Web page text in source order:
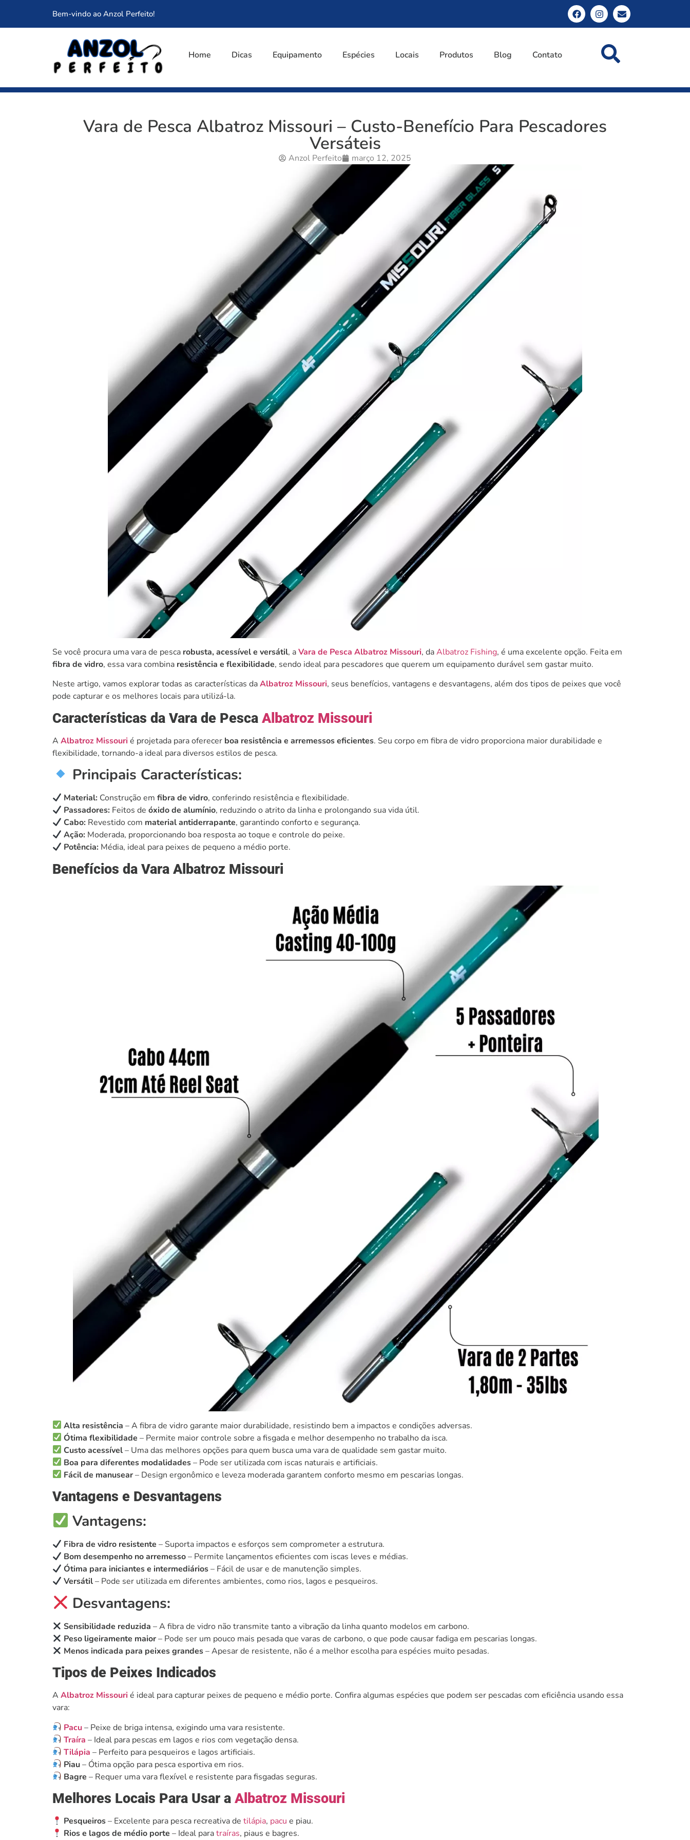
Bem-vindo ao Anzol Perfeito!
Home Dicas Equipamento Espécies Locais Produtos Blog Contato
Vara de Pesca Albatroz Missouri – Custo-Benefício Para Pescadores
Versáteis
Anzol Perfeito março 12, 2025
Se você procura uma vara de pesca robusta, acessível e versátil, aVara de Pesca Albatroz Missouri, daAlbatroz Fishing, é uma excelente opção. Feita em
fibra de vidro, essa vara combina resistência e flexibilidade, sendo ideal para pescadores que querem um equipamento durável sem gastar muito.
Neste artigo, vamos explorar todas as características daAlbatroz Missouri, seus benefícios, vantagens e desvantagens, além dos tipos de peixes que você
pode capturar e os melhores locais para utilizá-la.
Características da Vara de Pesca Albatroz Missouri
A Albatroz Missourié projetada para oferecer boa resistência e arremessos eficientes. Seu corpo em fibra de vidro proporciona maior durabilidade e
flexibilidade, tornando-a ideal para diversos estilos de pesca.
Principais Características:
Material: Construção emfibra de vidro, conferindo resistência e flexibilidade.
Passadores: Feitos deóxido de alumínio, reduzindo o atrito da linha e prolongando sua vida útil.
Cabo: Revestido com material antiderrapante, garantindo conforto e segurança.
Ação: Moderada, proporcionando boa resposta ao toque e controle do peixe.
Potência: Média, ideal para peixes de pequeno a médio porte.
Benefícios da Vara Albatroz Missouri
Alta resistência – A fibra de vidro garante maior durabilidade, resistindo bem a impactos e condições adversas.
Ótima flexibilidade – Permite maior controle sobre a fisgada e melhor desempenho no trabalho da isca.
Custo acessível– Uma das melhores opções para quem busca uma vara de qualidade sem gastar muito.
Boa para diferentes modalidades– Pode ser utilizada com iscas naturais e artificiais.
Fácil de manusear– Design ergonômico e leveza moderada garantem conforto mesmo em pescarias longas.
Vantagens e Desvantagens
Vantagens:
Fibra de vidro resistente – Suporta impactos e esforços sem comprometer a estrutura.
Bom desempenho no arremesso– Permite lançamentos eficientes com iscas leves e médias.
Ótima para iniciantes e intermediários– Fácil de usar e de manutenção simples.
Versátil– Pode ser utilizada em diferentes ambientes, como rios, lagos e pesqueiros.
Desvantagens:
Sensibilidade reduzida – A fibra de vidro não transmite tanto a vibração da linha quanto modelos em carbono.
Peso ligeiramente maior– Pode ser um pouco mais pesada que varas de carbono, o que pode causar fadiga em pescarias longas.
Menos indicada para peixes grandes– Apesar de resistente, não é a melhor escolha para espécies muito pesadas.
Tipos de Peixes Indicados
A Albatroz Missourié ideal para capturar peixes de pequeno e médio porte. Confira algumas espécies que podem ser pescadas com eficiência usando essa
vara:
Pacu– Peixe de briga intensa, exigindo uma vara resistente.
Traíra – Ideal para pescas em lagos e rios com vegetação densa.
Tilápia – Perfeito para pesqueiros e lagos artificiais.
Piau– Ótima opção para pesca esportiva em rios.
Bagre – Requer uma vara flexível e resistente para fisgadas seguras.
Melhores Locais Para Usar a Albatroz Missouri
Pesqueiros– Excelente para pesca recreativa detilápia, pacu e piau.
Rios e lagos de médio porte – Ideal paratraíras, piaus e bagres.